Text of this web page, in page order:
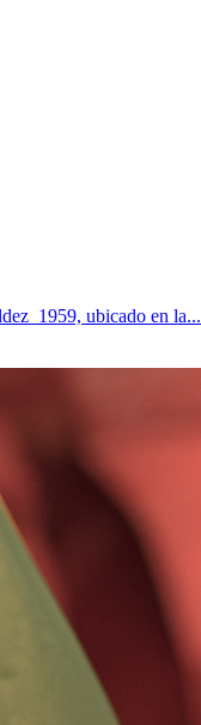
1959, ubicado en la...